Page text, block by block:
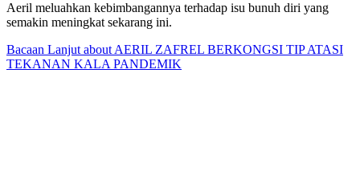
Aeril meluahkan kebimbangannya terhadap isu bunuh diri yang
semakin meningkat sekarang ini.
Bacaan Lanjut about AERIL ZAFREL BERKONGSI TIP ATASI
TEKANAN KALA PANDEMIK